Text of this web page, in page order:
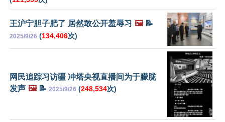
王沪宁胆子肥了 居然敢公开羞辱习 🖼️📝
2025/9/26 (134,406次)
网民追踪习访疆 冲塔央视直播间为于朦胧
发声 🖼️📝 2025/9/26 (248,534次)